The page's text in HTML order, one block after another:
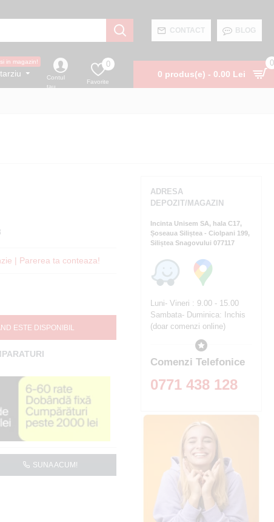
CONTACT BLOG
in magazin!
Contul
tau
Favorite
0
0 produs(e) - 0.00 Lei
0
| Parerea ta conteaza!
ESTE DISPONIBIL
SUNA ACUM!
ADRESA
DEPOZIT/MAGAZIN
Incinta Unisem SA, hala C17,
Șoseaua Siliștea - Ciolpani 199,
Siliștea Snagovului 077117
Luni- Vineri : 9.00 - 15.00
Sambata- Duminica: Inchis
(doar comenzi online)
Comenzi Telefonice
0771 438 128